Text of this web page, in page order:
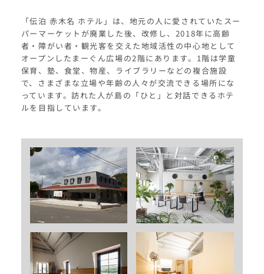
「伝泊 赤木名 ホテル」は、地元の人に愛されていたスー
パーマーケットが廃業した後、改修し、2018年に高齢
者・障がい者・観光客を交えた地域活性の中心地として
オープンしたまーぐん広場の2階にあります。1階は学童
保育、塾、食堂、物産、ライブラリーなどの複合施設
で、さまざまな立場や年齢の人々が交流できる場所にな
っています。訪れた人が島の「ひと」と対話できるホテ
ルを目指しています。